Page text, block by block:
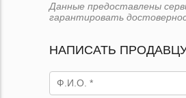
Данные предоставлены
гарантировать
НАПИСАТЬ